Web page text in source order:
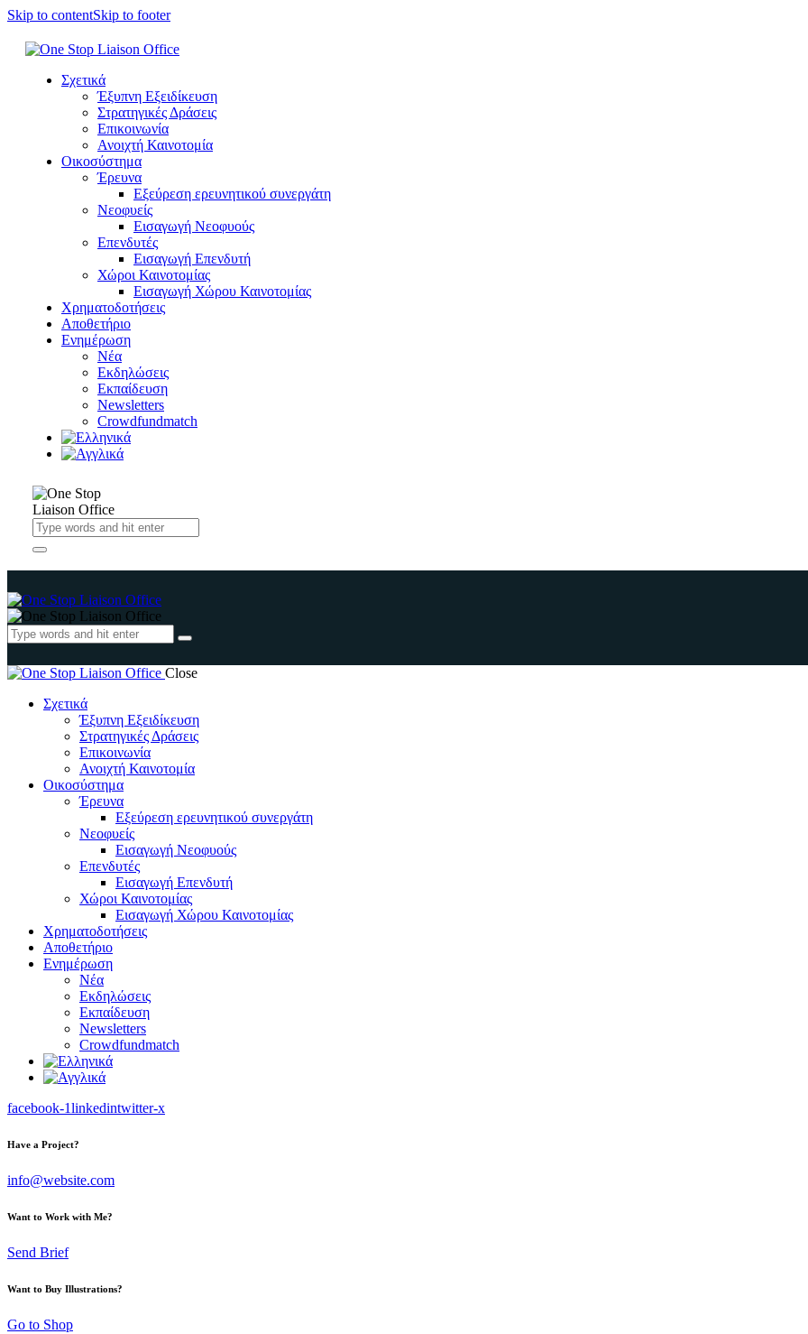
Skip to contentSkip to footer
Σχετικά
Έξυπνη Εξειδίκευση
Στρατηγικές Δράσεις
Επικοινωνία
Ανοιχτή Καινοτομία
Οικοσύστημα
Έρευνα
Εξεύρεση ερευνητικού συνεργάτη
Νεοφυείς
Εισαγωγή Νεοφυούς
Επενδυτές
Εισαγωγή Επενδυτή
Χώροι Καινοτομίας
Εισαγωγή Χώρου Καινοτομίας
Χρηματοδοτήσεις
Αποθετήριο
Ενημέρωση
Νέα
Εκδηλώσεις
Εκπαίδευση
Newsletters
Crowdfundmatch
Close
Σχετικά
Έξυπνη Εξειδίκευση
Στρατηγικές Δράσεις
Επικοινωνία
Ανοιχτή Καινοτομία
Οικοσύστημα
Έρευνα
Εξεύρεση ερευνητικού συνεργάτη
Νεοφυείς
Εισαγωγή Νεοφυούς
Επενδυτές
Εισαγωγή Επενδυτή
Χώροι Καινοτομίας
Εισαγωγή Χώρου Καινοτομίας
Χρηματοδοτήσεις
Αποθετήριο
Ενημέρωση
Νέα
Εκδηλώσεις
Εκπαίδευση
Newsletters
Crowdfundmatch
facebook-1linkedintwitter-x
Have a Project?
info@website.com
Want to Work with Me?
Send Brief
Want to Buy Illustrations?
Go to Shop